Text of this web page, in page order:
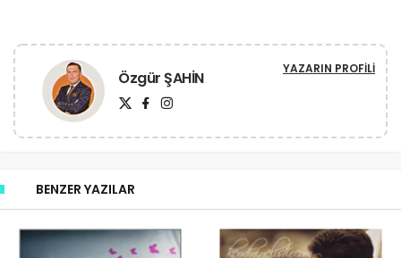
Özgür ŞAHİN YAZARIN PROFILI
BENZER YAZILAR